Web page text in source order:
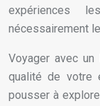
expériences
nécessairement
Voyager avec
qualité de votre
pousser à